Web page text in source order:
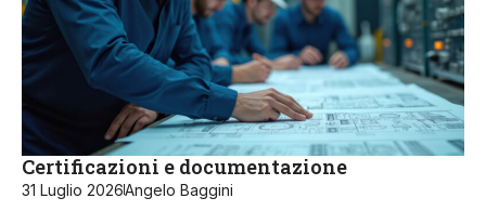
Certificazioni e documentazione
31 Luglio 2026Angelo Baggini